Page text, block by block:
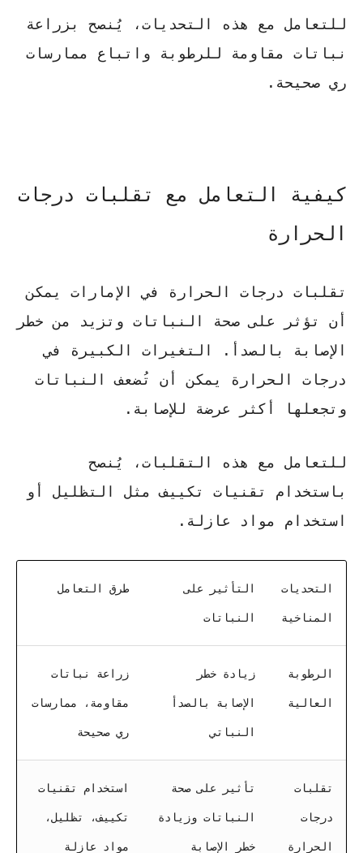
للتعامل مع هذه التحديات، يُنصح بزراعة
نباتات مقاومة للرطوبة واتباع ممارسات
ري صحيحة.
كيفية التعامل مع تقلبات درجات
الحرارة
تقلبات درجات الحرارة في الإمارات يمكن
أن تؤثر على صحة النباتات وتزيد من خطر
الإصابة بالصدأ.
التغيرات الكبيرة في
درجات الحرارة يمكن أن تُضعف النباتات
وتجعلها أكثر عرضة للإصابة.
للتعامل مع هذه التقلبات، يُنصح
باستخدام تقنيات تكييف مثل التظليل أو
استخدام مواد عازلة.
التحديات
المناخية
التأثير على
النباتات
طرق التعامل
الرطوبة
العالية
زيادة خطر
الإصابة بالصدأ
النباتي
زراعة نباتات
مقاومة، ممارسات
ري صحيحة
تقلبات
درجات
الحرارة
تأثير على صحة
النباتات وزيادة
خطر الإصابة
استخدام تقنيات
تكييف، تظليل،
مواد عازلة